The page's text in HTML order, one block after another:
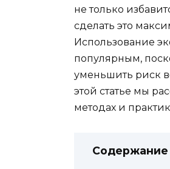
не только
сделать это
Использование
популярным,
уменьшить риск
этой статье мы
методах и
Содержание